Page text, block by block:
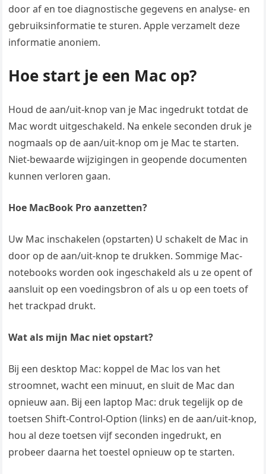
door af en toe diagnostische gegevens en analyse- en
gebruiksinformatie te sturen. Apple verzamelt deze
informatie anoniem.
Hoe start je een Mac op?
Houd de aan/uit-knop van je Mac ingedrukt totdat de
Mac wordt uitgeschakeld. Na enkele seconden druk je
nogmaals op de aan/uit-knop om je Mac te starten.
Niet-bewaarde wijzigingen in geopende documenten
kunnen verloren gaan.
Hoe MacBook Pro aanzetten?
Uw Mac inschakelen (opstarten) U schakelt de Mac in
door op de aan/uit-knop te drukken. Sommige Mac-
notebooks worden ook ingeschakeld als u ze opent of
aansluit op een voedingsbron of als u op een toets of
het trackpad drukt.
Wat als mijn Mac niet opstart?
Bij een desktop Mac: koppel de Mac los van het
stroomnet, wacht een minuut, en sluit de Mac dan
opnieuw aan. Bij een laptop Mac: druk tegelijk op de
toetsen Shift-Control-Option (links) en de aan/uit-knop,
hou al deze toetsen vijf seconden ingedrukt, en
probeer daarna het toestel opnieuw op te starten.